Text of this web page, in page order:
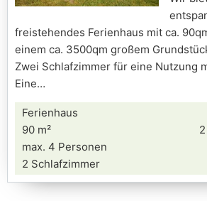
freistehendes Ferienhaus mit ca.
einem ca. 3500qm großem
Zwei Schlafzimmer für eine Nutzung
Eine
Ferienhaus
90 m²
max. 4 Personen
2 Schlafzimmer